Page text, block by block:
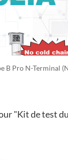
B Pro N-Terminal
"Kit de test